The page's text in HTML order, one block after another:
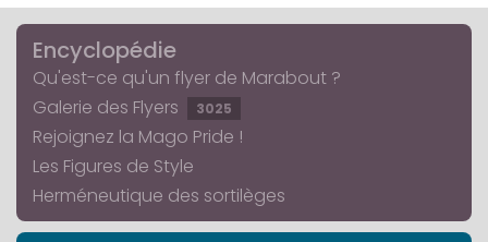
Encyclopédie
Qu'est-ce qu'un flyer de Marabout ?
Galerie des Flyers
3025
Rejoignez la Mago Pride !
Les Figures de Style
Herméneutique des sortilèges